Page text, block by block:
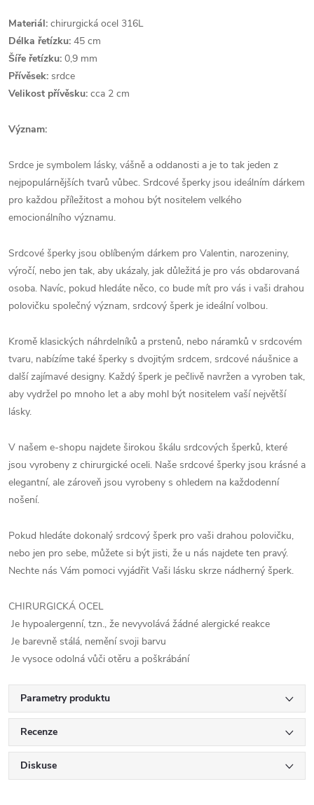
Materiál: chirurgická ocel 316L
Délka řetízku: 45 cm
Šíře řetízku: 0,9 mm
Přívěsek: srdce
Velikost přívěsku: cca 2 cm
Význam:
Srdce je symbolem lásky, vášně a oddanosti a je to tak jeden z
nejpopulárnějších tvarů vůbec. Srdcové šperky jsou ideálním dárkem
pro každou příležitost a mohou být nositelem velkého
emocionálního významu.
Srdcové šperky jsou oblíbeným dárkem pro Valentin, narozeniny,
výročí, nebo jen tak, aby ukázaly, jak důležitá je pro vás obdarovaná
osoba. Navíc, pokud hledáte něco, co bude mít pro vás i vaši drahou
polovičku společný význam, srdcový šperk je ideální volbou.
Kromě klasických náhrdelníků a prstenů, nebo náramků v srdcovém
tvaru, nabízíme také šperky s dvojitým srdcem, srdcové náušnice a
další zajímavé designy. Každý šperk je pečlivě navržen a vyroben tak,
aby vydržel po mnoho let a aby mohl být nositelem vaší největší
lásky.
V našem e-shopu najdete širokou škálu srdcových šperků, které
jsou vyrobeny z chirurgické oceli. Naše srdcové šperky jsou krásné a
elegantní, ale zároveň jsou vyrobeny s ohledem na každodenní
nošení.
Pokud hledáte dokonalý srdcový šperk pro vaši drahou polovičku,
nebo jen pro sebe, můžete si být jisti, že u nás najdete ten pravý.
Nechte nás Vám pomoci vyjádřit Vaši lásku skrze nádherný šperk.
CHIRURGICKÁ OCEL
Je hypoalergenní, tzn., že nevyvolává žádné alergické reakce
Je barevně stálá, nemění svoji barvu
Je vysoce odolná vůči otěru a poškrábání
Parametry produktu
Recenze
Diskuse